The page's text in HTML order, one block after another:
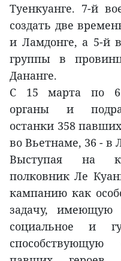
Туенкуанге. 7-й
создать две
и Ламдонге, а 5-й
группы в
Дананге.
С 15 марта по 6
органы и
останки 358
во Вьетнаме, 36 - в
Выступая на
полковник Ле
кампанию как
задачу, имеющую
социальное и
способствующую